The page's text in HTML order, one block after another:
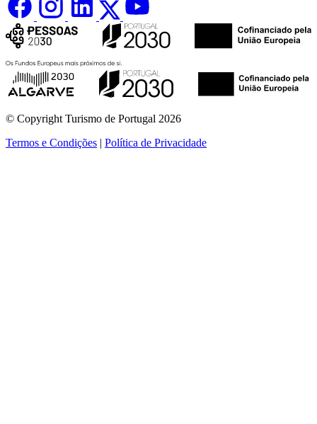
© Copyright Turismo de Portugal 2026
Termos e Condições | Política de Privacidade